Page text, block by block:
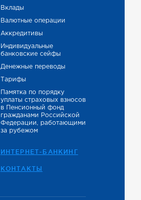
Вклады
Валютные операции
Аккредитивы
Индивидуальные
банковские сейфы
Денежные переводы
Тарифы
Памятка по порядку
уплаты страховых взносов
в Пенсионный фонд
гражданами Российской
Федерации, работающими
за рубежом
ИНТЕРНЕТ-БАНКИНГ
КОНТАКТЫ